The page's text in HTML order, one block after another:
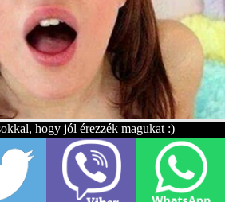
hogy jól érezzék magukat :)